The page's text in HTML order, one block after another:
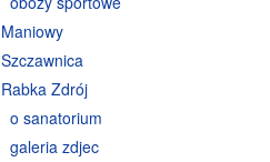
Maniowy
Szczawnica
Rabka Zdrój
o sanatorium
galeria zdjec